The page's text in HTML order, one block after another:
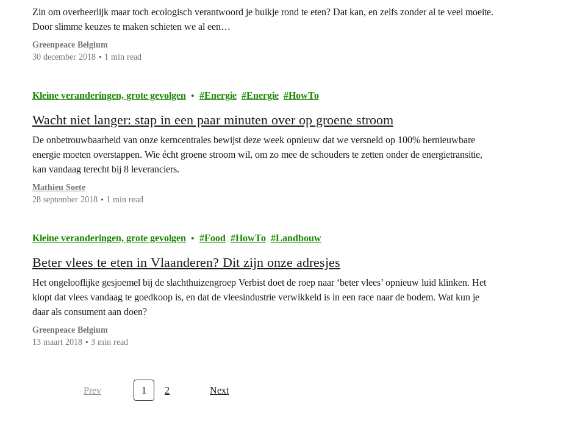
Zin om overheerlijk maar toch ecologisch verantwoord je buikje rond te eten? Dat kan, en zelfs zonder al te veel moeite.
Door slimme keuzes te maken schieten we al een…
Greenpeace Belgium
30 december 2018
1 min read
Kleine veranderingen, grote gevolgen Energie Energie HowTo
Wacht niet langer: stap in een paar minuten over op groene stroom
De onbetrouwbaarheid van onze kerncentrales bewijst deze week opnieuw dat we versneld op 100% hernieuwbare
energie moeten overstappen. Wie écht groene stroom wil, om zo mee de schouders te zetten onder de energietransitie,
kan vandaag terecht bij 8 leveranciers.
Mathieu Soete
28 september 2018
1 min read
Kleine veranderingen, grote gevolgen Food HowTo Landbouw
Beter vlees te eten in Vlaanderen? Dit zijn onze adresjes
Het ongelooflijke gesjoemel bij de slachthuizengroep Verbist doet de roep naar ‘beter vlees’ opnieuw luid klinken. Het
klopt dat vlees vandaag te goedkoop is, en dat de vleesindustrie verwikkeld is in een race naar de bodem. Wat kun je
daar als consument aan doen?
Greenpeace Belgium
13 maart 2018
3 min read
Prev 1 2 Next